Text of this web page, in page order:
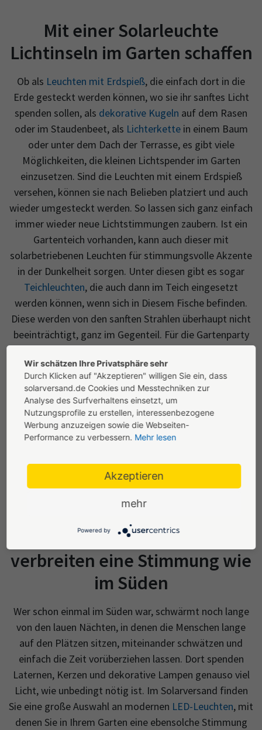
Mit einer Solarleuchte
Lichtinseln im Garten schaffen
Ob als Leuchten mit Erdspieß, die einfach dort in die
Erde gesteckt werden können, wo sie ihr sanftes Licht
spenden sollen, als dekorative Kugeln auf dem Rasen
oder im Staudenbeet, als Lichterkettein einem Baum
oder unter dem Dach der Terrasse, es gibt viele
Möglichkeiten, die kleinen Lichtspender im Garten
einzusetzen. Sind die Leuchten mit einem Erdspieß
versehen, können sie nach Belieben platziert und auch
wieder umgesteckt werden. So lassen sich ganz einfach
immer wieder neue Lichtstimmungen zaubern. Ist ein
Gartenteich vorhanden, kann auch dieser mit
solarbetriebenen Leuchten für stimmungsvolle Akzente
in der Dunkelheit sorgen. Unter diesen gibt es sogar
Teichleuchten, die auch dann im Teich eingesetzt
werden können, wenn sich in Diesem Fische befinden.
Diese werden von den sanften Strahlen überhaupt nicht
beeinträchtigt, ganz im Gegenteil. Für die Gartenparty
aufhängen, die für eine bunte Stimmung sorgen
können.
Solarleuchten mit LEDs
verbreiten eine Stimmung wie
im Süden
Wer schon einmal im Süden war, schwärmt noch lange
von den lauen Nächten, in denen die Menschen lange
auf den Plätzen sitzen, miteinander schwätzen und
einfach die Zeit vorüberziehen lassen. Dort spenden
Laternen, Kerzen und dekorative Lampen genauso viel
Licht, wie unbedingt nötig ist. Im Solarversand finden
Sie eine große Auswahl an modernen LED-Leuchten, mit
denen Sie in Ihrem Garten eine ebensolche Stimmung
Wir schätzen Ihre Privatsphäre sehr
Durch Klicken auf "Akzeptieren" willigen Sie ein, dass
solarversand.de Cookies und Messtechniken zur
Analyse des Surfverhaltens einsetzt, um
Nutzungsprofile zu erstellen, interessenbezogene
Werbung anzuzeigen sowie die Webseiten-
Performance zu verbessern. Mehr lesen
Akzeptieren
mehr
Powered by